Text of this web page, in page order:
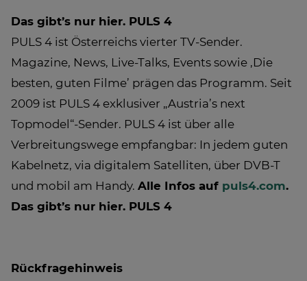
Das gibt’s nur hier. PULS 4
PULS 4 ist Österreichs vierter TV-Sender.
Magazine, News, Live-Talks, Events sowie ‚Die
besten, guten Filme’ prägen das Programm. Seit
2009 ist PULS 4 exklusiver „Austria’s next
Topmodel“-Sender. PULS 4 ist über alle
Verbreitungswege empfangbar: In jedem guten
Kabelnetz, via digitalem Satelliten, über DVB-T
und mobil am Handy. Alle Infos auf puls4.com.
Das gibt’s nur hier. PULS 4
Rückfragehinweis